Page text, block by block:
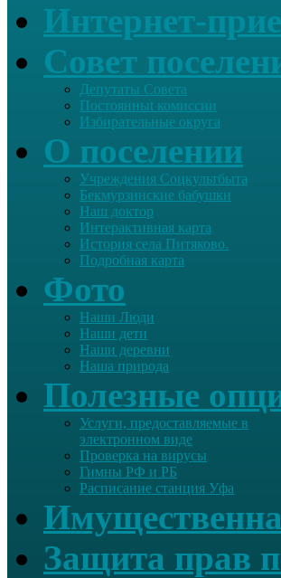
Интернет-
Совет
Депутаты Совета
Постоянныt комиссии
Избирательные округа
О поселении
Учреждения Соцкультбыта
Бекмурзинские бабушки
Наш доктор
Интерактивная карта
История села Питяково.
Подробная карта
Фото
Наши Люди
Наши дети
Наши деревни
Наша природа
Полезные
Услуги, предоставляемые в
электронном виде
Проверка на вирусы
Гимны РФ и РБ
Расписание станция Уфа
Защита прав